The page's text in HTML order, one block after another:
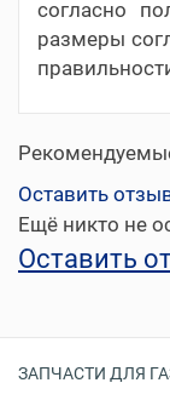
согласно
размеры
Оставить
Ещё никто не
Оставить
ЗАПЧАСТИ ДЛЯ